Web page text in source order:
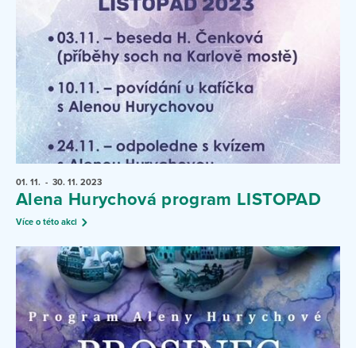
01. 11. - 30. 11. 2023
Alena Hurychová program LISTOPAD
Více o této akci